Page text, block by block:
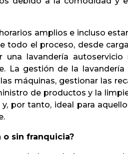
amplios e incluso
todo el proceso, desde
una lavandería
La gestión de la
máquinas, gestionar las
de productos y la
por tanto, ideal para
o sin franquicia?